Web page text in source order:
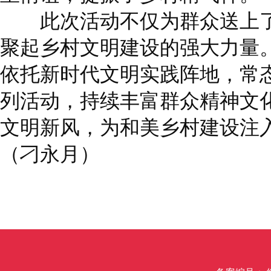
此次活动不仅为群众送上
聚起乡村文明建设的强大力量
依托新时代文明实践阵地，常
列活动，持续丰富群众精神文
文明新风，为和美乡村建设注
（刁永月）